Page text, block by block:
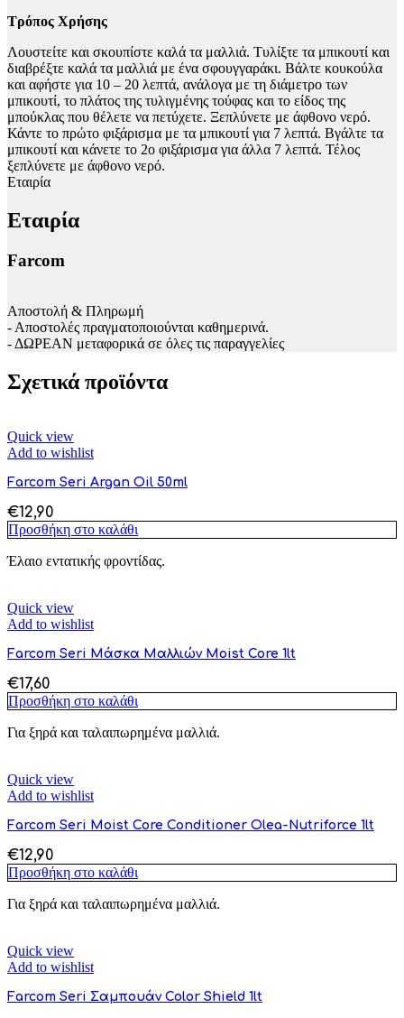
Τρόπος Χρήσης
Λουστείτε και σκουπίστε καλά τα μαλλιά. Τυλίξτε τα μπικουτί και
διαβρέξτε καλά τα μαλλιά με ένα σφουγγαράκι. Βάλτε κουκούλα
και αφήστε για 10 – 20 λεπτά, ανάλογα με τη διάμετρο των
μπικουτί, το πλάτος της τυλιγμένης τούφας και το είδος της
μπούκλας που θέλετε να πετύχετε. Ξεπλύνετε με άφθονο νερό.
Κάντε το πρώτο φιξάρισμα με τα μπικουτί για 7 λεπτά. Βγάλτε τα
μπικουτί και κάνετε το 2ο φιξάρισμα για άλλα 7 λεπτά. Τέλος
ξεπλύνετε με άφθονο νερό.
Εταιρία
Εταιρία
Farcom
Αποστολή & Πληρωμή
- Αποστολές πραγματοποιούνται καθημερινά.
- ΔΩΡΕΑΝ μεταφορικά σε όλες τις παραγγελίες
Σχετικά προϊόντα
Quick view
Add to wishlist
Farcom Seri Argan Oil 50ml
€12,90
Προσθήκη στο καλάθι
Έλαιο εντατικής φροντίδας.
Quick view
Add to wishlist
Farcom Seri Μάσκα Μαλλιών Moist Core 1lt
€17,60
Προσθήκη στο καλάθι
Για ξηρά και ταλαιπωρημένα μαλλιά.
Quick view
Add to wishlist
Farcom Seri Moist Core Conditioner Olea-Nutriforce 1lt
€12,90
Προσθήκη στο καλάθι
Για ξηρά και ταλαιπωρημένα μαλλιά.
Quick view
Add to wishlist
Farcom Seri Σαμπουάν Color Shield 1lt